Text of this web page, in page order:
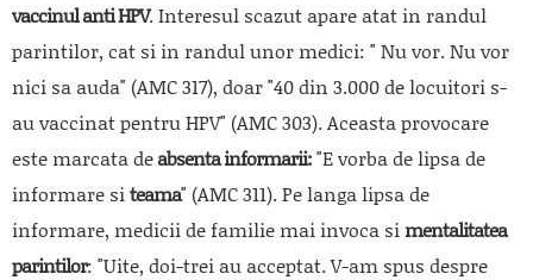
vaccinul anti HPV. Interesul scazut apare atat in randul
parintilor, cat si in randul unor medici: " Nu vor. Nu vor
nici sa auda" (AMC 317), doar"40 din 3.000 de locuitori s-
au vaccinat pentru HPV" (AMC 303). Aceasta provocare
este marcata deabsenta informarii:"E vorba de lipsa de
informare siteama" (AMC 311). Pe langa lipsa de
informare, medicii de familie mai invoca simentalitatea
parintilor: "Uite, doi-trei au acceptat. V-am spus despre